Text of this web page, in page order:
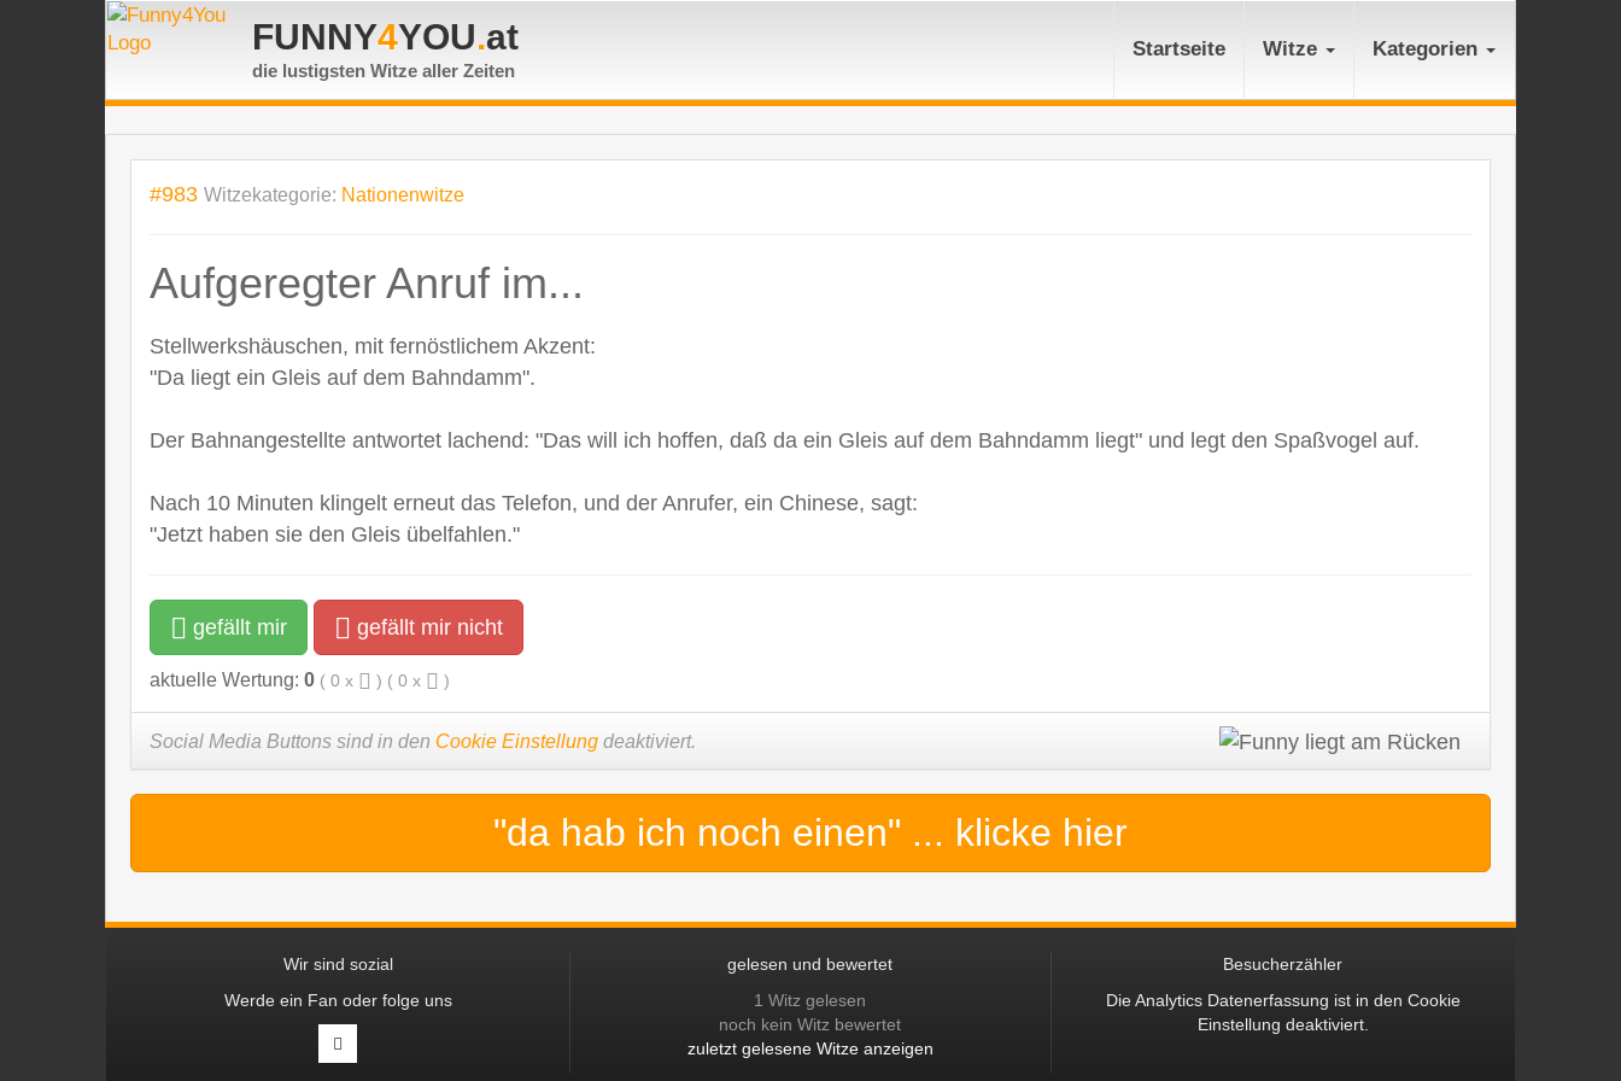
FUNNY4YOU.at
die lustigsten Witze aller Zeiten
Startseite Witze Kategorien
#983 Witzekategorie: Nationenwitze
Aufgeregter Anruf im...
Stellwerkshäuschen, mit fernöstlichem Akzent:
"Da liegt ein Gleis auf dem Bahndamm".
Der Bahnangestellte antwortet lachend: "Das will ich hoffen, daß da ein Gleis auf dem Bahndamm liegt" und legt den Spaßvogel auf.
Nach 10 Minuten klingelt erneut das Telefon, und der Anrufer, ein Chinese, sagt:
"Jetzt haben sie den Gleis übelfahlen."
gefällt mir gefällt mir nicht
aktuelle Wertung: 0 ( 0 x ) ( 0 x )
Social Media Buttons sind in den Cookie Einstellung deaktiviert.
"da hab ich noch einen" ... klicke hier
Wir sind sozial
Werde ein Fan oder folge uns
gelesen und bewertet
1 Witz gelesen
noch kein Witz bewertet
zuletzt gelesene Witze anzeigen
Besucherzähler
Die Analytics Datenerfassung ist in den Cookie
Einstellung deaktiviert.